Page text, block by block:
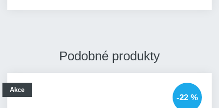
Podobné produkty
Akce
-22 %